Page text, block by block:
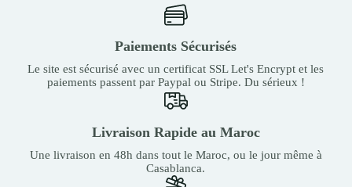
Paiements Sécurisés
Le site est sécurisé avec un certificat SSL Let's Encrypt et les
paiements passent par Paypal ou Stripe. Du sérieux !
Livraison Rapide au Maroc
Une livraison en 48h dans tout le Maroc, ou le jour même à
Casablanca.